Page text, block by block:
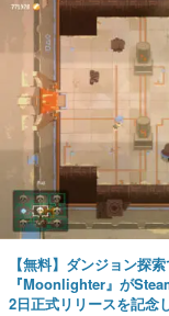
【無料】ダンジョン探
『Moonlighter』が
2日正式リリースを記念